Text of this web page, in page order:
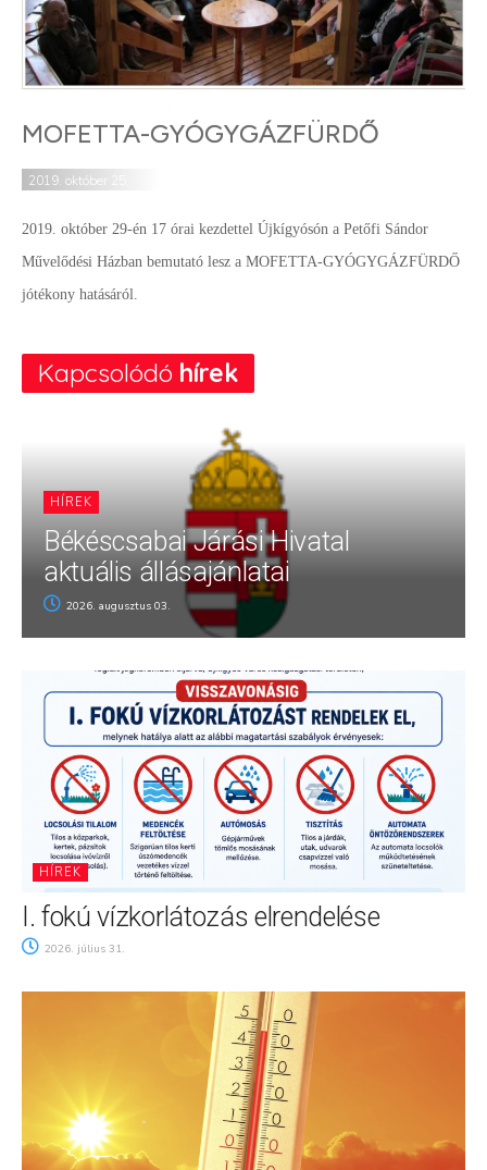
MOFETTA-GYÓGYGÁZFÜRDŐ
2019. október 25.
2019. október 29-én 17 órai kezdettel Újkígyósón a Petőfi Sándor
Művelődési Házban bemutató lesz a MOFETTA-GYÓGYGÁZFÜRDŐ
jótékony hatásáról.
Kapcsolódó hírek
HÍREK
Békéscsabai Járási Hivatal
aktuális állásajánlatai
2026. augusztus 03.
HÍREK
I. fokú vízkorlátozás elrendelése
2026. július 31.